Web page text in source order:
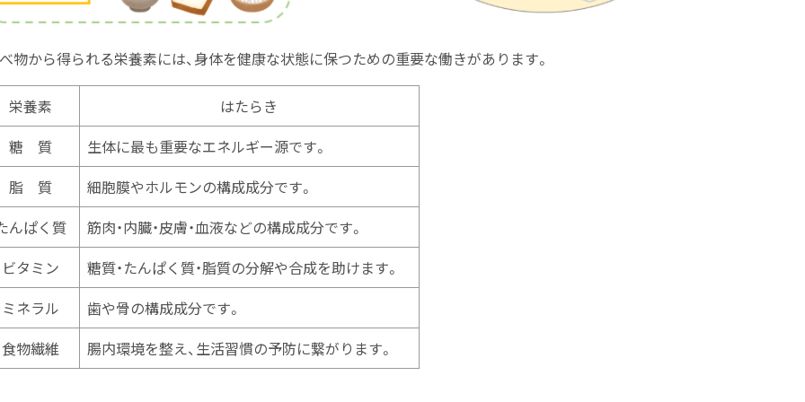
物から得られる栄養素には、身体を健康な状態に保つための重要な働きがあります。
栄養素
はたらき
糖 質
生体に最も重要なエネルギー源です。
脂 質
細胞膜やホルモンの構成成分です。
んぱく質
筋肉・内臓・皮膚・血液などの構成成分です。
ビタミン
糖質・たんぱく質・脂質の分解や合成を助けます。
ミネラル
歯や骨の構成成分です。
食物繊維
腸内環境を整え、生活習慣の予防に繋がります。